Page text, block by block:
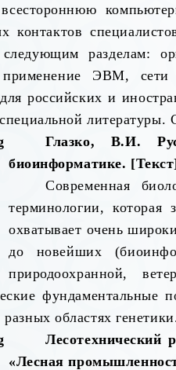
всестороннюю
контактов
разделам:
применение ЭВМ,
российских и
Глазко, В.И.
биоинформатике.
Современная
терминологии,
охватывает очень
до новейших
природоохранной,
фундаментальные
областях
Лесотехнический
«Лесная